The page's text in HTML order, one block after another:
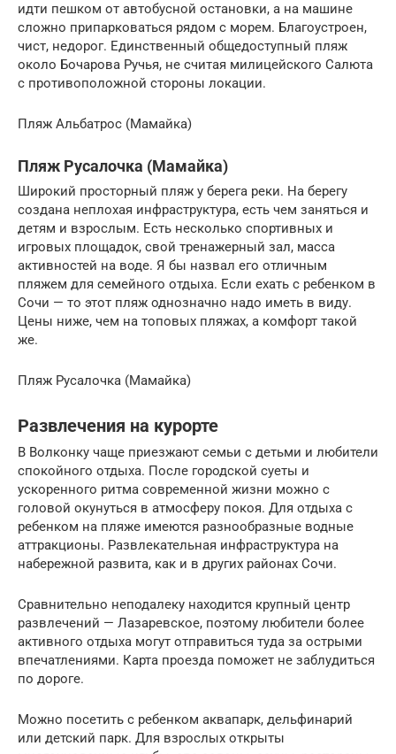
идти пешком от автобусной остановки, а на машине
сложно припарковаться рядом с морем. Благоустроен,
чист, недорог. Единственный общедоступный пляж
около Бочарова Ручья, не считая милицейского Салюта
с противоположной стороны локации.
Пляж Альбатрос (Мамайка)
Пляж Русалочка (Мамайка)
Широкий просторный пляж у берега реки. На берегу
создана неплохая инфраструктура, есть чем заняться и
детям и взрослым. Есть несколько спортивных и
игровых площадок, свой тренажерный зал, масса
активностей на воде. Я бы назвал его отличным
пляжем для семейного отдыха. Если ехать с ребенком в
Сочи — то этот пляж однозначно надо иметь в виду.
Цены ниже, чем на топовых пляжах, а комфорт такой
же.
Пляж Русалочка (Мамайка)
Развлечения на курорте
В Волконку чаще приезжают семьи с детьми и любители
спокойного отдыха. После городской суеты и
ускоренного ритма современной жизни можно с
головой окунуться в атмосферу покоя. Для отдыха с
ребенком на пляже имеются разнообразные водные
аттракционы. Развлекательная инфраструктура на
набережной развита, как и в других районах Сочи.
Сравнительно неподалеку находится крупный центр
развлечений — Лазаревское, поэтому любители более
активного отдыха могут отправиться туда за острыми
впечатлениями. Карта проезда поможет не заблудиться
по дороге.
Можно посетить с ребенком аквапарк, дельфинарий
или детский парк. Для взрослых открыты